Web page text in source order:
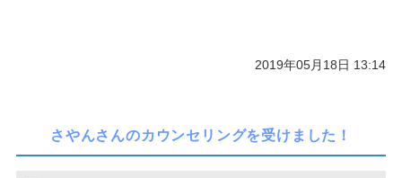
2019年05月18日 13:14
さやんさんのカウンセリングを受けました！